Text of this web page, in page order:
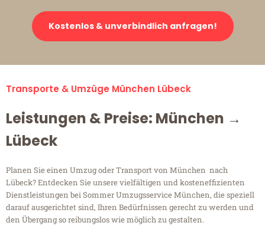
Kostenlos & unverbindlich anfragen!
Transporte & Umzüge München Lübeck
Leistungen & Preise: München →
Lübeck
Planen Sie einen Umzug oder Transport von München nach
Lübeck? Entdecken Sie unsere vielfältigen und kosteneffizienten
Dienstleistungen bei Sommer Umzugsservice München, die speziell
darauf ausgerichtet sind, Ihren Bedürfnissen gerecht zu werden und
den Übergang so reibungslos wie möglich zu gestalten.